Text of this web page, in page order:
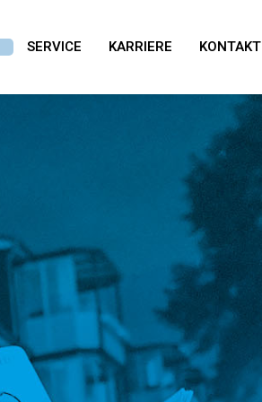
SERVICE KARRIERE KONTAKT